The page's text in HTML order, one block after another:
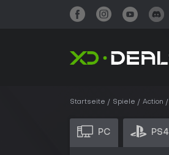
Startseite Spiele Action
PC PS4